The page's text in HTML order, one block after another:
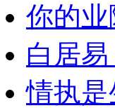
你的
白居
情执